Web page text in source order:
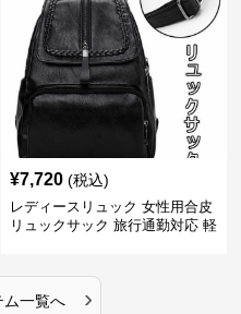
¥7,720 (税込)
レディースリュック 女性用合皮
リュックサック 旅行通勤対応 軽
ム一覧へ ›